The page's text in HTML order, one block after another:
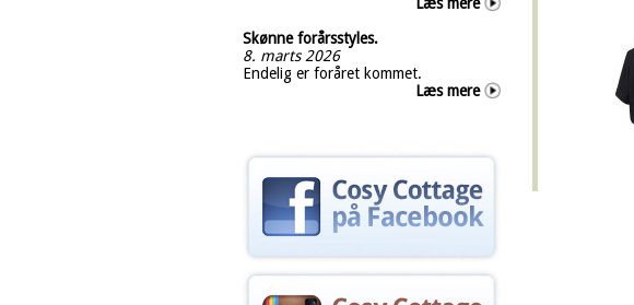
Skønne forårsstyles.
8. marts 2026
Endelig er foråret kommet.
Læs mere